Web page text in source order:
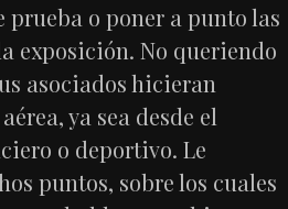
prueba o poner a punto las
exposición. No queriendo
asociados hicieran
ya sea desde el
o deportivo. Le
puntos, sobre los cuales